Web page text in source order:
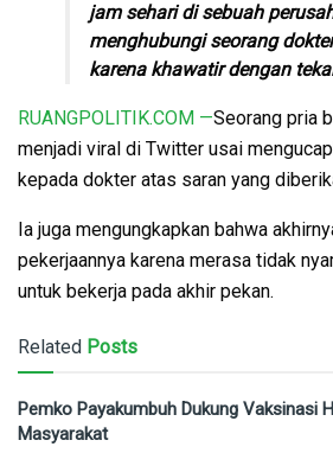
jam sehari di sebuah
menghubungi seorang
karena khawatir dengan
RUANGPOLITIK.COM —Seorang pria
menjadi viral di Twitter usai
kepada dokter atas saran yang
Ia juga mengungkapkan bahwa
pekerjaannya karena merasa tidak
untuk bekerja pada akhir pekan.
Related Posts
Pemko Payakumbuh Dukung Vaksinasi
Masyarakat